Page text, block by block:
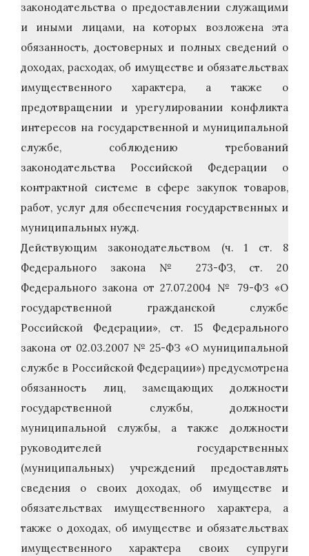
законодательства о предоставлении служащими
и иными лицами, на которых возложена эта
обязанность, достоверных и полных сведений о
доходах, расходах, об имуществе и обязательствах
имущественного характера, а также о
предотвращении и урегулировании конфликта
интересов на государственной и муниципальной
службе, соблюдению требований
законодательства Российской Федерации о
контрактной системе в сфере закупок товаров,
работ, услуг для обеспечения государственных и
муниципальных нужд.
Действующим законодательством (ч. 1 ст. 8
Федерального закона № 273-ФЗ, ст. 20
Федерального закона от 27.07.2004 № 79-ФЗ «О
государственной гражданской службе
Российской Федерации», ст. 15 Федерального
закона от 02.03.2007 № 25-ФЗ «О муниципальной
службе в Российской Федерации») предусмотрена
обязанность лиц, замещающих должности
государственной службы, должности
муниципальной службы, а также должности
руководителей государственных
(муниципальных) учреждений предоставлять
сведения о своих доходах, об имуществе и
обязательствах имущественного характера, а
также о доходах, об имуществе и обязательствах
имущественного характера своих супруги